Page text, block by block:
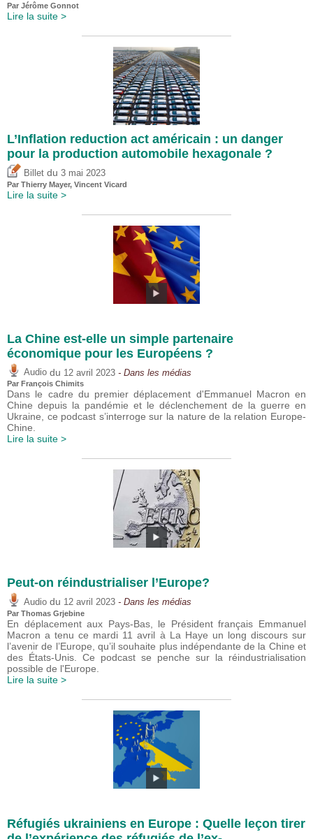
Par Jérôme Gonnot
Lire la suite >
L’Inflation reduction act américain : un danger
pour la production automobile hexagonale ?
Billet du 3 mai 2023
Par Thierry Mayer, Vincent Vicard
Lire la suite >
La Chine est-elle un simple partenaire
économique pour les Européens ?
Audio du 12 avril 2023 - Dans les médias
Par François Chimits
Dans le cadre du premier déplacement d'Emmanuel Macron en
Chine depuis la pandémie et le déclenchement de la guerre en
Ukraine, ce podcast s’interroge sur la nature de la relation Europe-
Chine.
Lire la suite >
Peut-on réindustrialiser l’Europe?
Audio du 12 avril 2023 - Dans les médias
Par Thomas Grjebine
En déplacement aux Pays-Bas, le Président français Emmanuel
Macron a tenu ce mardi 11 avril à La Haye un long discours sur
l’avenir de l’Europe, qu’il souhaite plus indépendante de la Chine et
des États-Unis. Ce podcast se penche sur la réindustrialisation
possible de l'Europe.
Lire la suite >
Réfugiés ukrainiens en Europe : Quelle leçon tirer